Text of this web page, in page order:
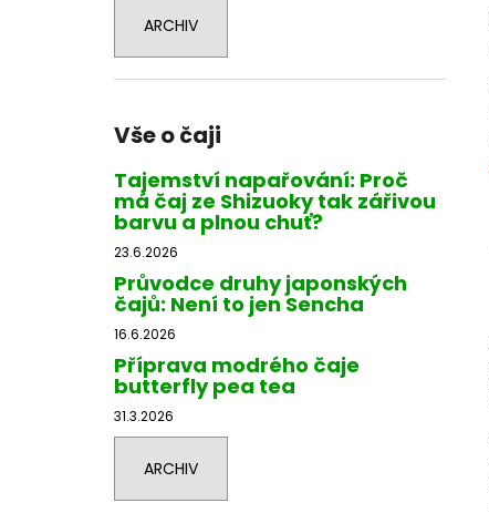
ARCHIV
Vše o čaji
Tajemství napařování: Proč
má čaj ze Shizuoky tak zářivou
barvu a plnou chuť?
23.6.2026
Průvodce druhy japonských
čajů: Není to jen Sencha
16.6.2026
Příprava modrého čaje
butterfly pea tea
31.3.2026
ARCHIV